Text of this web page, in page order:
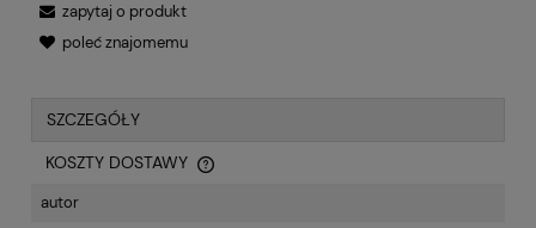
zapytaj o produkt
poleć znajomemu
SZCZEGÓŁY
KOSZTY DOSTAWY
CENA NIE ZAWIERA EWENTUALNYCH KOSZTÓW PŁATNOŚCI
autor